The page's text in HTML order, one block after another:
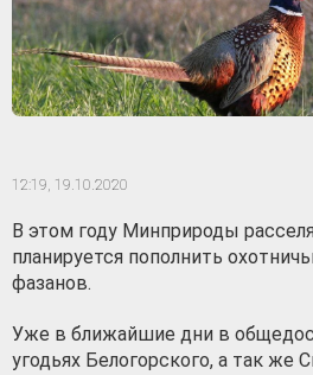
12:19, 19.10.2020
В этом году Минприроды
планируется пополнить
фазанов.
Уже в ближайшие дни в
угодьях Белогорского, а так же